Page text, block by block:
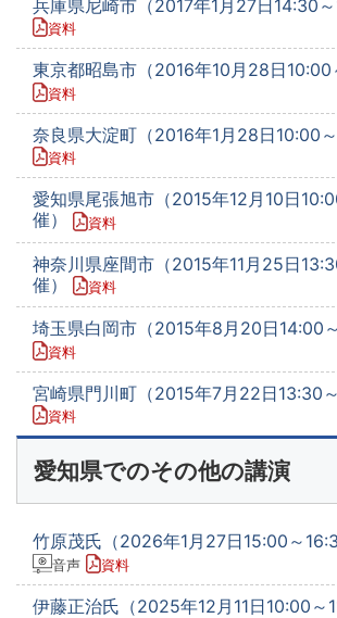
兵庫県尼崎市（2017年1月27日14:30～
資料
東京都昭島市（2016年10月28日10:00
資料
奈良県大淀町（2016年1月28日10:00～
資料
愛知県尾張旭市（2015年12月10日
催）
資料
神奈川県座間市（2015年11月25日
催）
資料
埼玉県白岡市（2015年8月20日14:00
資料
宮崎県門川町（2015年7月22日13:30
資料
愛知県でのその他の講演
竹原茂氏（2026年1月27日15:00～
音声 資料
伊藤正治氏（2025年12月11日10:00～